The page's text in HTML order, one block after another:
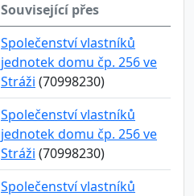
Související přes
Společenství vlastníků
jednotek domu čp. 256 ve
Stráži (70998230)
Společenství vlastníků
jednotek domu čp. 256 ve
Stráži (70998230)
Společenství vlastníků